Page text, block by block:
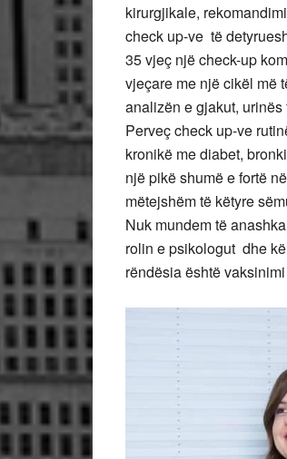
kirurgjikale,
check up-ve të
35 vjeç një check-up
vjeçare me një cikël më
analizën e gjakut,
Perveç check up-ve
kronikë me diabet,
një pikë shumë e fortë
mëtejshëm të këtyre
Nuk mundem të
rolin e psikologut dhe
rëndësia është